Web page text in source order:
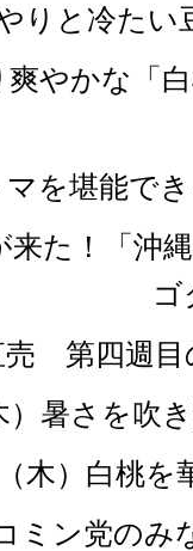
りと冷たい
やかな「
を堪能で
来た！「沖
ゴ
第四週目
）暑さを吹
木）白桃を
ミン党のみ